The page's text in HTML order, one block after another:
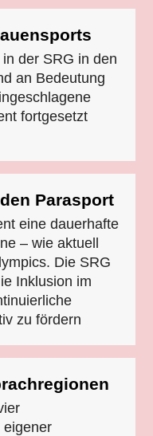
der SRG in den
an Bedeutung
fortgesetzt
Parasport
eine dauerhafte
– wie aktuell
Die SRG
Inklusion im
zu fördern
eigener